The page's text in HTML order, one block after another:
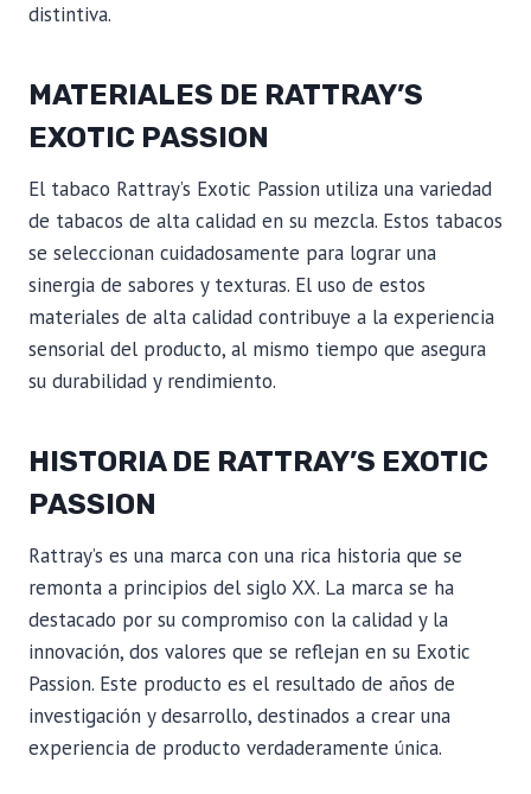
distintiva.
MATERIALES DE RATTRAY’S
EXOTIC PASSION
El tabaco Rattray’s Exotic Passion utiliza una variedad
de tabacos de alta calidad en su mezcla. Estos tabacos
se seleccionan cuidadosamente para lograr una
sinergia de sabores y texturas. El uso de estos
materiales de alta calidad contribuye a la experiencia
sensorial del producto, al mismo tiempo que asegura
su durabilidad y rendimiento.
HISTORIA DE RATTRAY’S EXOTIC
PASSION
Rattray’s es una marca con una rica historia que se
remonta a principios del siglo XX. La marca se ha
destacado por su compromiso con la calidad y la
innovación, dos valores que se reflejan en su Exotic
Passion. Este producto es el resultado de años de
investigación y desarrollo, destinados a crear una
experiencia de producto verdaderamente única.